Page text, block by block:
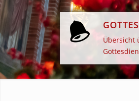
Übersicht